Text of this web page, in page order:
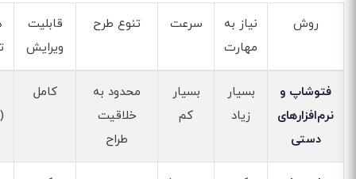
روش
نیاز به
مهارت
سرعت تنوع طرح
قابلیت
ویرایش
فتوشاپ و
نرم‌افزارهای
دستی
بسیار
زیاد
بسیار
کم
محدود به
خلاقیت
طراح
کامل